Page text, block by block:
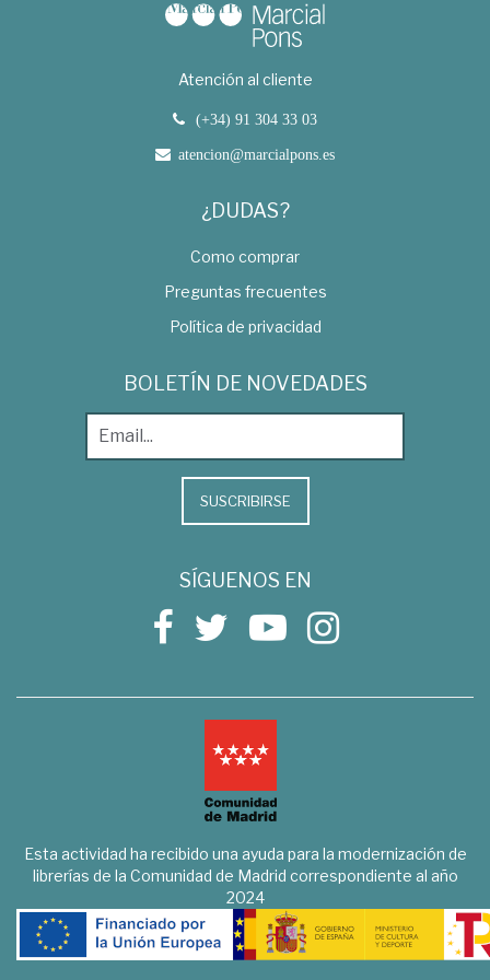
Atención al cliente
(+34) 91 304 33 03
atencion@marcialpons.es
¿DUDAS?
Como comprar
Preguntas frecuentes
Política de privacidad
BOLETÍN DE NOVEDADES
SUSCRIBIRSE
SÍGUENOS EN
Esta actividad ha recibido una ayuda para la modernización de
librerías de la Comunidad de Madrid correspondiente al año
2024